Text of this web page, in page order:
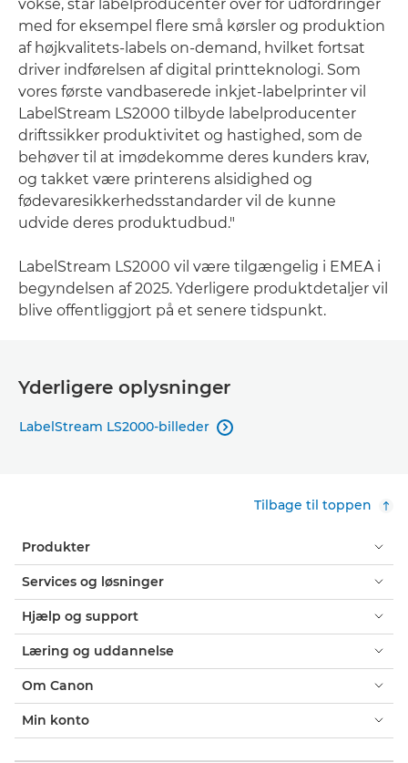
vokse, står labelproducenter over for udfordringer
med for eksempel flere små kørsler og produktion
af højkvalitets-labels on-demand, hvilket fortsat
driver indførelsen af digital printteknologi. Som
vores første vandbaserede inkjet-labelprinter vil
LabelStream LS2000 tilbyde labelproducenter
driftssikker produktivitet og hastighed, som de
behøver til at imødekomme deres kunders krav,
og takket være printerens alsidighed og
fødevaresikkerhedsstandarder vil de kunne
udvide deres produktudbud."
LabelStream LS2000 vil være tilgængelig i EMEA i
begyndelsen af 2025. Yderligere produktdetaljer vil
blive offentliggjort på et senere tidspunkt.
Yderligere oplysninger
LabelStream LS2000-billeder 
Tilbage til toppen
Produkter
Services og løsninger
Hjælp og support
Læring og uddannelse
Om Canon
Min konto